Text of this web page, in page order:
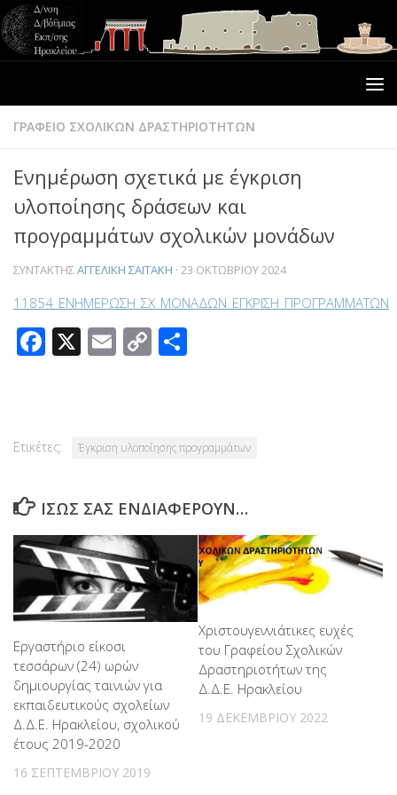
ΓΡΑΦΕΙΟ ΣΧΟΛΙΚΩΝ ΔΡΑΣΤΗΡΙΟΤΗΤΩΝ
Ενημέρωση σχετικά με έγκριση
υλοποίησης δράσεων και
προγραμμάτων σχολικών μονάδων
ΣΥΝΤΆΚΤΗΣΑΓΓΕΛΙΚΉ ΣΑΪΤΆΚΗ · 23 ΟΚΤΩΒΡΊΟΥ 2024
11854_ΕΝΗΜΕΡΩΣΗ_ΣΧ_ΜΟΝΑΔΩΝ_ΕΓΚΡΙΣΗ_ΠΡΟΓΡΑΜΜΑΤΩΝ
Facebook
X Email
Copy
Ετικέτες: Έγκριση υλοποίησης προγραμμάτων
ΊΣΩΣ ΣΑΣ ΕΝΔΙΑΦΈΡΟΥΝ…
Εργαστήριο είκοσι
τεσσάρων (24) ωρών
δημιουργίας ταινιών για
εκπαιδευτικούς σχολείων
Δ.Δ.Ε. Ηρακλείου, σχολικού
έτους 2019-2020
16 ΣΕΠΤΕΜΒΡΊΟΥ 2019
Χριστουγεννιάτικες ευχές
του Γραφείου Σχολικών
Δραστηριοτήτων της
Δ.Δ.Ε. Ηρακλείου
19 ΔΕΚΕΜΒΡΊΟΥ 2022